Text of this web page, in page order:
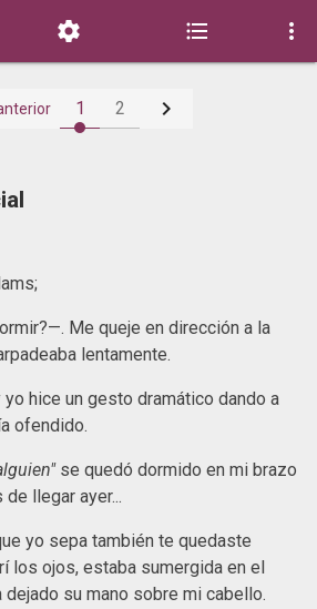
  
1 2 
Me queje en dirección a la
lentamente.
yo hice un gesto dramático dando a
ofendido.
se quedó dormido en mi brazo
llegar ayer...
yo sepa también te quedaste
los ojos, estaba sumergida en el
dejado su mano sobre mi cabello.